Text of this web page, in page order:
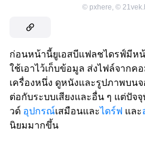
© pxhere ©
ก่อนหน้านี้ยูเอสบีแฟลชไดรฟ์มีห
ใช้เอาไว้เก็บข้อมูล ส่งไฟล์จากค
เครื่องหนึ่ง ดูหนังและรูปภาพบนจ
ต่อกับระบบเสียงและอื่น ๆ แต่ปัจ
วด์ อุปกรณ์เสมือนและไดร์ฟ และ
นิยมมากขึ้น